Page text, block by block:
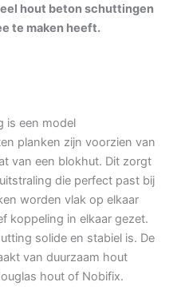
hout beton schuttingen
te maken heeft.
is een model
planken zijn voorzien van
van een blokhut. Dit zorgt
die perfect past bij
worden vlak op elkaar
koppeling in elkaar gezet.
solide en stabiel is. De
van duurzaam hout
hout of Nobifix.